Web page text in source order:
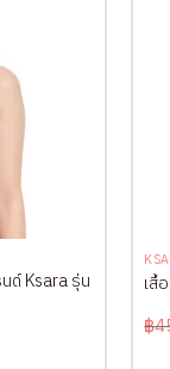
ด์ Ksara รุ่น
เสื้
฿